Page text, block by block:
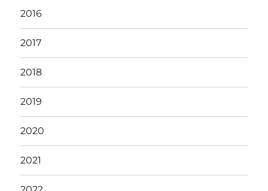
2016
2017
2018
2019
2020
2021